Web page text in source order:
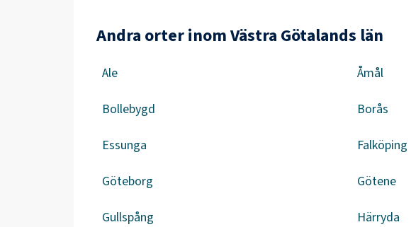
Andra orter inom Västra Götalands län
Ale Åmål
Bollebygd Borås
Essunga Falköping
Göteborg Götene
Gullspång Härryda